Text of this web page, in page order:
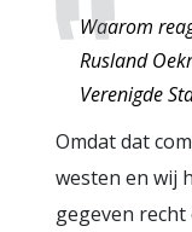
Waarom
Rusland
Verenigde
Omdat dat
westen en wij
gegeven